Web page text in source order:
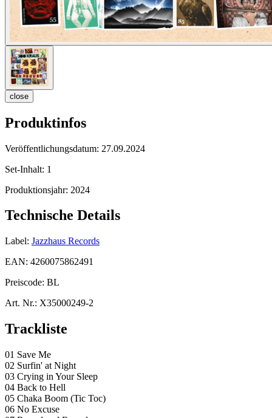
close
Produktinfos
Veröffentlichungsdatum: 27.09.2024
Set-Inhalt: 1
Produktionsjahr: 2024
Technische Details
Label: Jazzhaus Records
EAN: 4260075862491
Preiscode: BL
Art. Nr.: X35000249-2
Trackliste
01 Save Me
02 Surfin' at Night
03 Crying in Your Sleep
04 Back to Hell
05 Chaka Boom (Tic Toc)
06 No Excuse